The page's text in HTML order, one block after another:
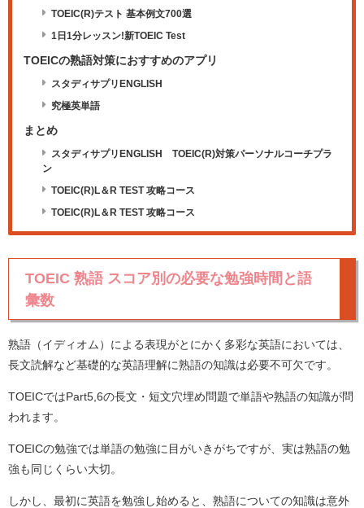
TOEIC(R)テスト 基本例文700選
1日1分レッスン!新TOEIC Test
TOEICの熟語対策におすすめのアプリ
スタディサプリENGLISH
究極英単語
まとめ
スタディサプリENGLISH TOEIC(R)対策パーソナルコーチプラ
ン
TOEIC(R)L＆R TEST 攻略コース
TOEIC(R)L＆R TEST 攻略コース
TOEIC 熟語 スコア別の必要な勉強時間と語
彙数
熟語（イディオム）による表現がとにかく多彩な英語においては、
長文読解など基礎的な英語理解に熟語の知識は必要不可欠です。
TOEICではPart5,6の長文・短文穴埋め問題で単語や熟語の知識が問
われます。
TOEICの勉強では単語の勉強に目がいきがちですが、実は熟語の勉
強も同じくらい大切。
しかし、最初に英語を勉強し始めると、熟語についての知識は意外